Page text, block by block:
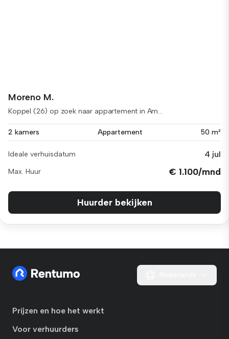
Moreno M.
Koppel (26) op zoek naar appartement in Am...
2 kamers Appartement 50 m²
Ideale verhuisdatum 4 jul
Max. Huur € 1.100/mnd
Huurder bekijken
Prijzen en hoe het werkt
Voor verhuurders